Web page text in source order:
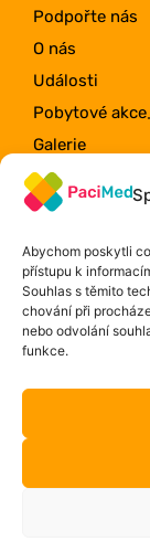
Abychom poskytli
přístupu k
Souhlas s těmito
chování při
nebo odvolání
funkce.
Podpořte nás
O nás
Události
Pobytové
Galerie
Členská galerie
Kontakt
© 2026,